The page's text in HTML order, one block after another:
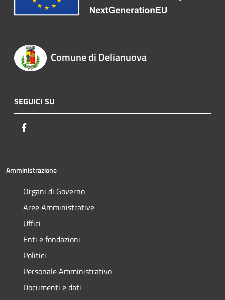
Comune di Delianuova
SEGUICI SU
Amministrazione
Organi di Governo
Aree Amministrative
Uffici
Enti e fondazioni
Politici
Personale Amministrativo
Documenti e dati